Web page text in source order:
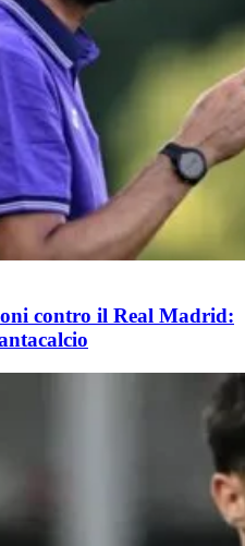
contro il Real Madrid: